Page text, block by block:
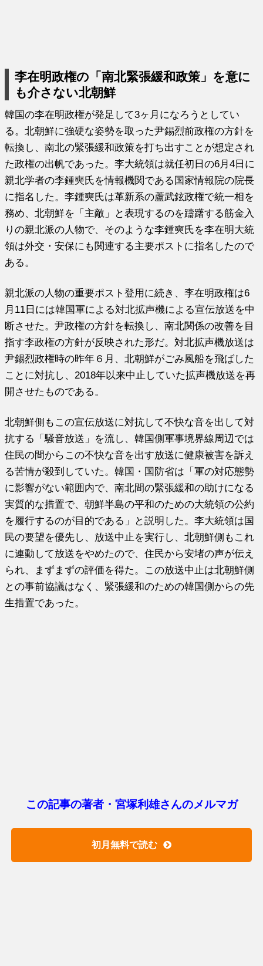
李在明政権の「南北緊張緩和政策」を意に
も介さない北朝鮮
韓国の李在明政権が発足して3ヶ月になろうとしてい
る。北朝鮮に強硬な姿勢を取った尹錫烈前政権の方針を
転換し、南北の緊張緩和政策を打ち出すことが想定され
た政権の出帆であった。李大統領は就任初日の6月4日に
親北学者の李鍾奭氏を情報機関である国家情報院の院長
に指名した。李鍾奭氏は革新系の蘆武鉉政権で統一相を
務め、北朝鮮を「主敵」と表現するのを躊躇する筋金入
りの親北派の人物で、そのような李鍾奭氏を李在明大統
領は外交・安保にも関連する主要ポストに指名したので
ある。
親北派の人物の重要ポスト登用に続き、李在明政権は6
月11日には韓国軍による対北拡声機による宣伝放送を中
断させた。尹政権の方針を転換し、南北関係の改善を目
指す李政権の方針が反映された形だ。対北拡声機放送は
尹錫烈政権時の昨年６月、北朝鮮がごみ風船を飛ばした
ことに対抗し、2018年以来中止していた拡声機放送を再
開させたものである。
北朝鮮側もこの宣伝放送に対抗して不快な音を出して対
抗する「騒音放送」を流し、韓国側軍事境界線周辺では
住民の間からこの不快な音を出す放送に健康被害を訴え
る苦情が殺到していた。韓国・国防省は「軍の対応態勢
に影響がない範囲内で、南北間の緊張緩和の助けになる
実質的な措置で、朝鮮半島の平和のための大統領の公約
を履行するのが目的である」と説明した。李大統領は国
民の要望を優先し、放送中止を実行し、北朝鮮側もこれ
に連動して放送をやめたので、住民から安堵の声が伝え
られ、まずまずの評価を得た。この放送中止は北朝鮮側
との事前協議はなく、緊張緩和のための韓国側からの先
生措置であった。
この記事の著者・宮塚利雄さんのメルマガ
初月無料で読む